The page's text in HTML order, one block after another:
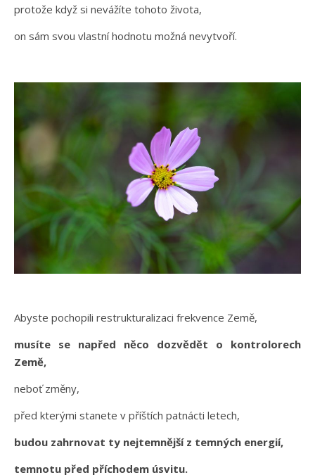
protože když si nevážíte tohoto života,
on sám svou vlastní hodnotu možná nevytvoří.
Abyste pochopili restrukturalizaci frekvence Země,
musíte se napřed něco dozvědět o kontrolorech
Země,
neboť změny,
před kterými stanete v příštích patnácti letech,
budou zahrnovat ty nejtemnější z temných energií,
temnotu před příchodem úsvitu.